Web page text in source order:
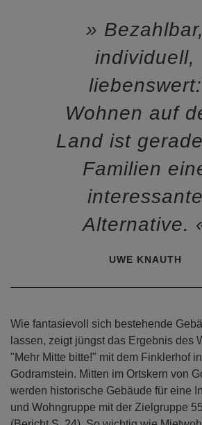
Bezahlbar,
individuell,
liebenswert:
Wohnen auf
Land ist
Familien
interessante
Alternative.
UWE KNAUTH
Wie fantasievoll sich bestehende
lassen, zeigt jüngst das Ergebnis des
"Mehr Mitte bitte!" mit dem Finklerhof
Godramstein. Mitten im Ortskern von
werden historische Gebäude für eine
und Wohngruppe mit der Zielgruppe